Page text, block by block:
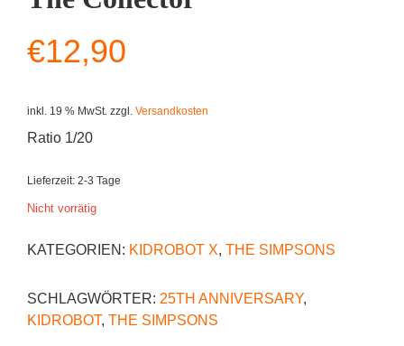
€12,90
inkl. 19 % MwSt. zzgl. Versandkosten
Ratio 1/20
Lieferzeit: 2-3 Tage
Nicht vorrätig
KATEGORIEN: KIDROBOT X, THE SIMPSONS
SCHLAGWÖRTER: 25TH ANNIVERSARY,
KIDROBOT, THE SIMPSONS